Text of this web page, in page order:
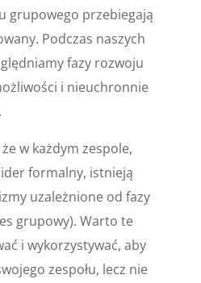
grupowego przebiegają
Podczas naszych
fazy rozwoju
i nieuchronnie
w każdym zespole,
formalny, istnieją
uzależnione od fazy
grupowy). Warto te
i wykorzystywać, aby
zespołu, lecz nie